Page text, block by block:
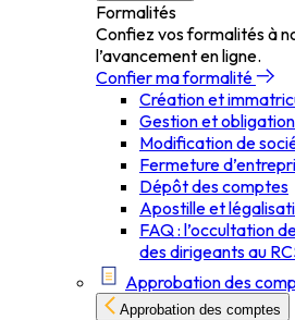
Formalités
Confiez vos formalités à
l’avancement en ligne.
Confier ma formalité
Création et
Gestion et
Modification de
Fermeture
Dépôt des comptes
Apostille et
FAQ : l’occultation
des dirigeants au
Approbation des
Approbation des comptes